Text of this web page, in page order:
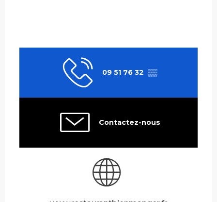
09 51 76 32 ▒▒
Contactez-nous